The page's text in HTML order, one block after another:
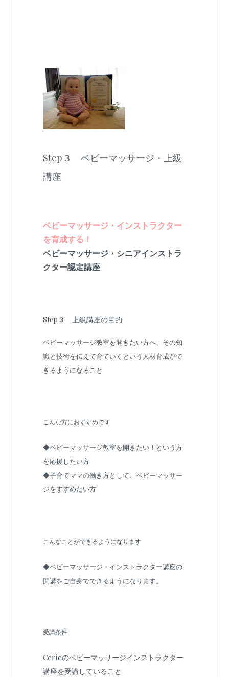
Step３ ベビーマッサージ・上級
講座
ベビーマッサージ・インストラクター
を育成する！
ベビーマッサージ・シニアインストラ
クター認定講座
Step３ 上級講座の目的
ベビーマッサージ教室を開きたい方へ、その知
識と技術を伝えて育ていくという人材育成がで
きるようになること
こんな方におすすめです
◆ベビーマッサージ教室を開きたい！という方
を応援したい方
◆子育てママの働き方として、ベビーマッサー
ジをすすめたい方
こんなことができるようになります
◆ベビーマッサージ・インストラクター講座の
開講をご自身でできるようになります。
受講条件
Cerieのベビーマッサージインストラクター
講座を受講していること